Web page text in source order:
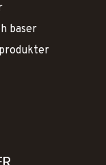
baser